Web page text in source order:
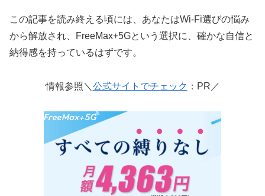
この記事を読み終える頃には、あなたはWi-Fi選びの悩み
から解放され、FreeMax+5Gという選択に、確かな自信と
納得感を持っているはずです。
情報参照＼ 公式サイトでチェック ：PR／